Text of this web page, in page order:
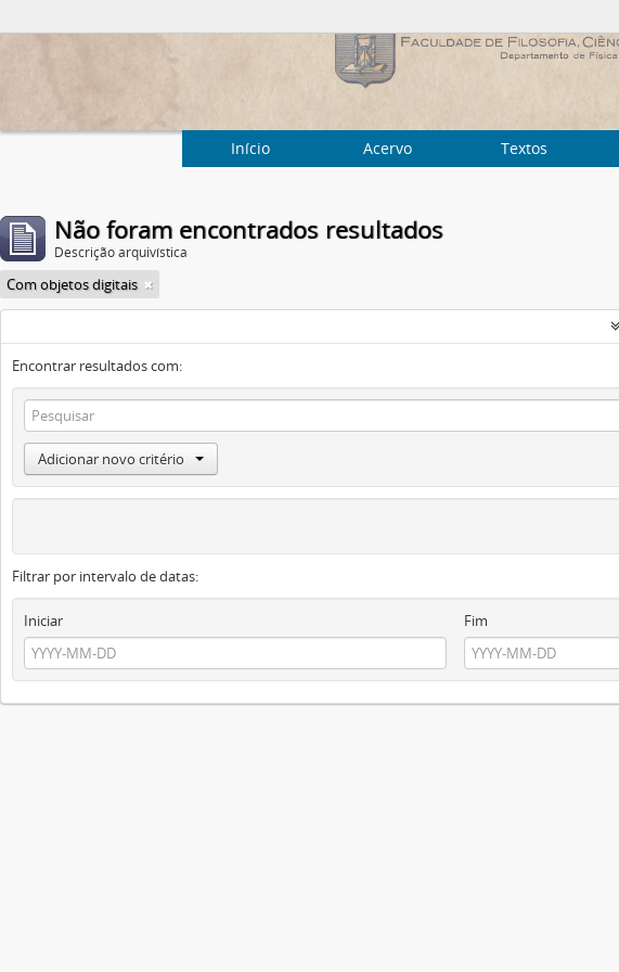
Início Acervo Textos
Não foram encontrados resultados
Descrição arquivística
Com objetos digitais
Encontrar resultados com:
Adicionar novo critério
Filtrar por intervalo de datas:
Iniciar
Fim